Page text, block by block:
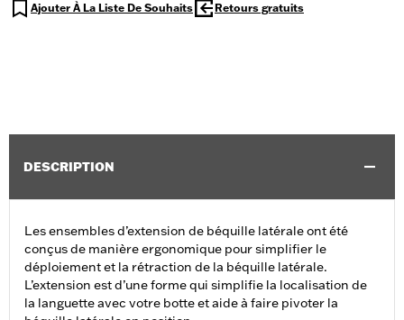
Ajouter À La Liste De Souhaits Retours gratuits
DESCRIPTION
Les ensembles d’extension de béquille latérale ont été
conçus de manière ergonomique pour simplifier le
déploiement et la rétraction de la béquille latérale.
L’extension est d’une forme qui simplifie la localisation de
la languette avec votre botte et aide à faire pivoter la